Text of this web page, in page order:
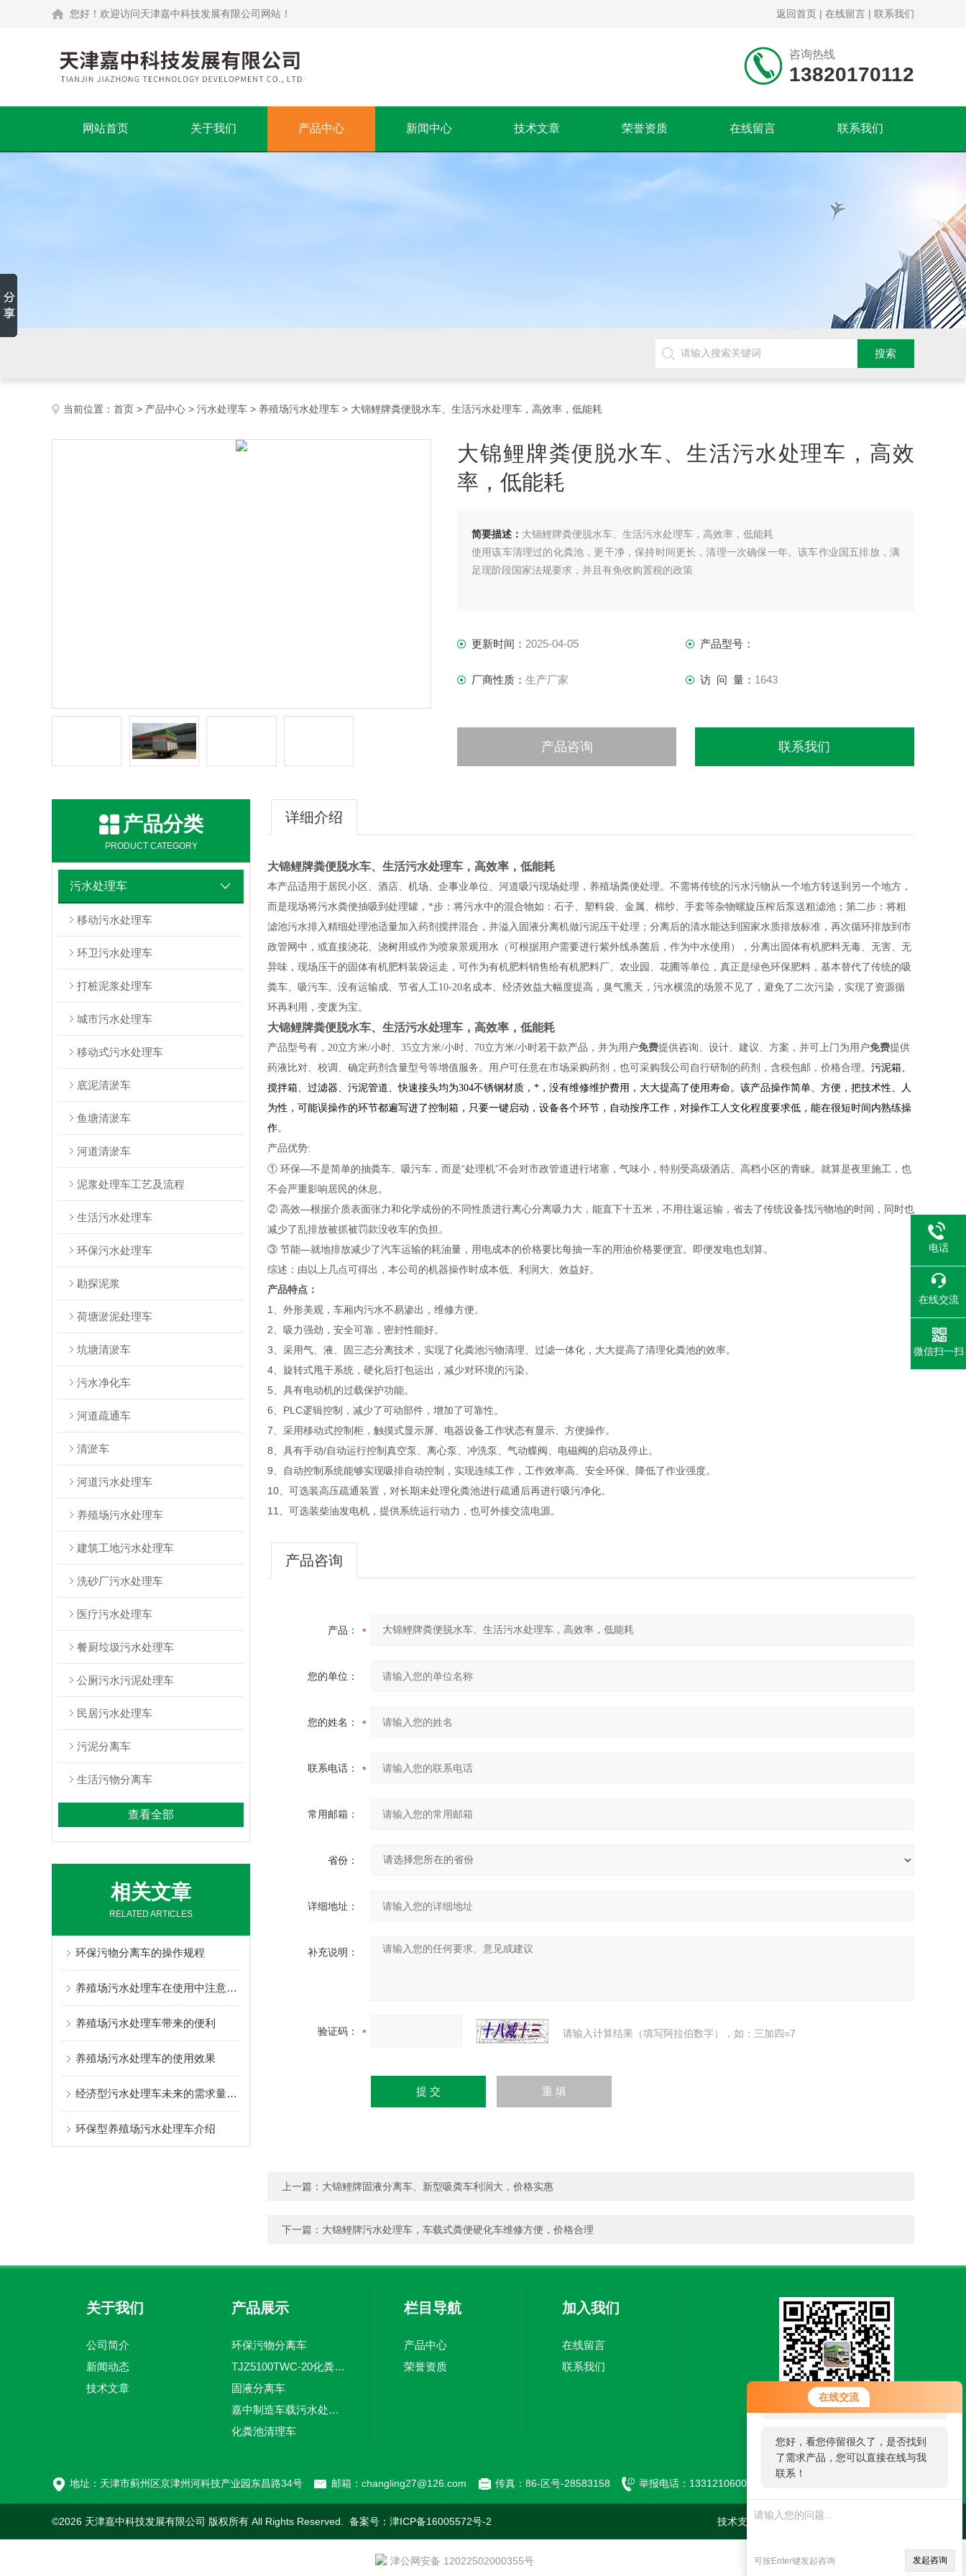
在线交流
您好！欢迎前来咨询，很高兴为您
服务，请问您要咨询什么问题呢？
您好，看您停留很久了，是否找到
了需求产品，您可以直接在线与我
联系！
可按Enter键发起咨询 发起咨询
您好！欢迎访问天津嘉中科技发展有限公司网站！ 返回首页 | 在线留言 | 联系我们
咨询热线
13820170112
网站首页 关于我们 产品中心 新闻中心 技术文章 荣誉资质 在线留言 联系我们
当前位置： 首页 > 产品中心 > 污水处理车 > 养殖场污水处理车 > 大锦鲤牌粪便脱水车、生活污水处理车，高效率，低能耗
大锦鲤牌粪便脱水车、生活污水处理车，高效
率，低能耗
简要描述： 大锦鲤牌粪便脱水车、生活污水处理车，高效率，低能耗
使用该车清理过的化粪池，更干净，保持时间更长，清理一次确保一年。该车作业国五排放，满
足现阶段国家法规要求，并且有免收购置税的政策
更新时间： 2025-04-05 产品型号：
厂商性质： 生产厂家 访 问 量： 1643
产品咨询 联系我们
产品分类
PRODUCT CATEGORY
污水处理车
移动污水处理车
环卫污水处理车
打桩泥浆处理车
城市污水处理车
移动式污水处理车
底泥清淤车
鱼塘清淤车
河道清淤车
泥浆处理车工艺及流程
生活污水处理车
环保污水处理车
勘探泥浆
荷塘淤泥处理车
坑塘清淤车
污水净化车
河道疏通车
清淤车
河道污水处理车
养殖场污水处理车
建筑工地污水处理车
洗砂厂污水处理车
医疗污水处理车
餐厨垃圾污水处理车
公厕污水污泥处理车
民居污水处理车
污泥分离车
生活污物分离车
查看全部
相关文章
RELATED ARTICLES
环保污物分离车的操作规程
养殖场污水处理车在使用中注意的问题
养殖场污水处理车带来的便利
养殖场污水处理车的使用效果
经济型污水处理车未来的需求量会快速增长
环保型养殖场污水处理车介绍
详细介绍
大锦鲤牌粪便脱水车、生活污水处理车，高效率，低能耗
本产品适用于居民小区、酒店、机场、企事业单位、河道吸污现场处理，养殖场粪便处理。不需将传统的污水污物从一个地方转送到另一个地方，
而是现场将污水粪便抽吸到处理罐，*步：将污水中的混合物如：石子、塑料袋、金属、棉纱、手套等杂物螺旋压榨后泵送粗滤池；第二步：将粗
滤池污水排入精细处理池适量加入药剂搅拌混合，并溢入固液分离机做污泥压干处理；分离后的清水能达到国家水质排放标准，再次循环排放到市
政管网中，或直接浇花、浇树用或作为喷泉景观用水（可根据用户需要进行紫外线杀菌后，作为中水使用），分离出固体有机肥料无毒、无害、无
异味，现场压干的固体有机肥料装袋运走，可作为有机肥料销售给有机肥料厂、农业园、花圃等单位，真正是绿色环保肥料，基本替代了传统的吸
粪车、吸污车。没有运输成、节省人工10-20名成本、经济效益大幅度提高，臭气熏天，污水横流的场景不见了，避免了二次污染，实现了资源循
环再利用，变废为宝。
大锦鲤牌粪便脱水车、生活污水处理车，高效率，低能耗
产品型号有，20立方米/小时、35立方米/小时、70立方米/小时若干款产品，并为用户免费提供咨询、设计、建议、方案，并可上门为用户免费提供
药液比对、校调、确定药剂含量型号等增值服务。用户可任意在市场采购药剂，也可采购我公司自行研制的药剂，含税包邮，价格合理。 污泥箱、
搅拌箱、过滤器、污泥管道、快速接头均为304不锈钢材质，*，没有维修维护费用，大大提高了使用寿命。该产品操作简单、方便，把技术性、人
为性，可能误操作的环节都遍写进了控制箱，只要一键启动，设备各个环节，自动按序工作，对操作工人文化程度要求低，能在很短时间内熟练操
作。
产品优势:
① 环保—不是简单的抽粪车、吸污车，而是“处理机”不会对市政管道进行堵塞，气味小，特别受高级酒店、高档小区的青睐。就算是夜里施工，也
不会严重影响居民的休息。
② 高效—根据介质表面张力和化学成份的不同性质进行离心分离吸力大，能直下十五米，不用往返运输，省去了传统设备找污物地的时间，同时也
减少了乱排放被抓被罚款没收车的负担。
③ 节能—就地排放减少了汽车运输的耗油量，用电成本的价格要比每抽一车的用油价格要便宜。即便发电也划算。
综述：由以上几点可得出，本公司的机器操作时成本低、利润大、效益好。
产品特点：
1
、外形美观，车厢内污水不易渗出，维修方便。
2 、吸力强劲，安全可靠，密封性能好。
3 、采用气、液、固三态分离技术，实现了化粪池污物清理、过滤一体化，大大提高了清理化粪池的效率。
4 、旋转式甩干系统，硬化后打包运出，减少对环境的污染。
5 、具有电动机的过载保护功能。
6 、PLC逻辑控制，减少了可动部件，增加了可靠性。
7 、采用移动式控制柜，触摸式显示屏、电器设备工作状态有显示、方便操作。
8 、具有手动/自动运行控制真空泵、离心泵、冲洗泵、气动蝶阀、电磁阀的启动及停止。
9 、自动控制系统能够实现吸排自动控制，实现连续工作，工作效率高、安全环保、降低了作业强度。
10 、可选装高压疏通装置，对长期未处理化粪池进行疏通后再进行吸污净化。
11
、可选装柴油发电机，提供系统运行动力，也可外接交流电源。
产品咨询
产品：
您的单位：
您的姓名：
联系电话：
常用邮箱：
省份：
详细地址：
补充说明：
验证码： 请输入计算结果（填写阿拉伯数字），如：三加四=7
上一篇： 大锦鲤牌固液分离车、新型吸粪车利润大，价格实惠
下一篇： 大锦鲤牌污水处理车，车载式粪便硬化车维修方便，价格合理
关于我们
公司简介
新闻动态
技术文章
产品展示
环保污物分离车
TJZ5100TWC-20化粪池清淘车经济适用 废皮料
固液分离车
嘉中制造车载污水处理设备-环卫车 电动环卫车
化粪池清理车
栏目导航
产品中心
荣誉资质
加入我们
在线留言
联系我们
地址：天津市蓟州区京津州河科技产业园东昌路34号 邮箱：changling27@126.com 传真：86-区号-28583158 举报电话：13312106002
©2026 天津嘉中科技发展有限公司 版权所有 All Rights Reserved. 备案号： 津ICP备16005572号-2 技术支持：环保在线 管理登陆
电话
在线交流
微信扫一扫
津公网安备 12022502000355号